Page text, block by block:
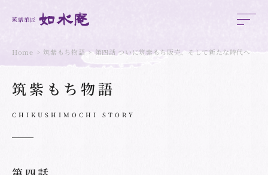
Home 筑紫もち物語 第四話 ついに筑紫もち販売、そして新たな時代へ
筑紫もち物語
CHIKUSHIMOCHI STORY